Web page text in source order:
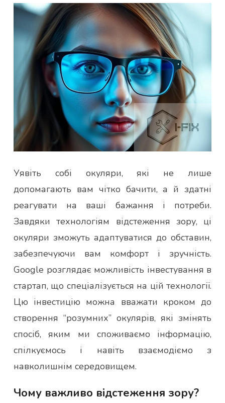
Уявіть собі окуляри, які не лише
допомагають вам чітко бачити, а й здатні
реагувати на ваші бажання і потреби.
Завдяки технологіям відстеження зору, ці
окуляри зможуть адаптуватися до обставин,
забезпечуючи вам комфорт і зручність.
Google розглядає можливість інвестування в
стартап, що спеціалізується на цій технології.
Цю інвестицію можна вважати кроком до
створення “розумних” окулярів, які змінять
спосіб, яким ми споживаємо інформацію,
спілкуємось і навіть взаємодіємо з
навколишнім середовищем.
Чому важливо відстеження зору?